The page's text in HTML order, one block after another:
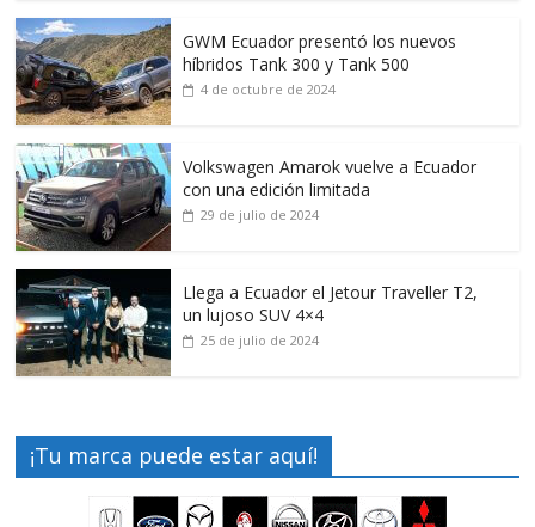
GWM Ecuador presentó los nuevos
híbridos Tank 300 y Tank 500
4 de octubre de 2024
Volkswagen Amarok vuelve a Ecuador
con una edición limitada
29 de julio de 2024
Llega a Ecuador el Jetour Traveller T2,
un lujoso SUV 4×4
25 de julio de 2024
¡Tu marca puede estar aquí!